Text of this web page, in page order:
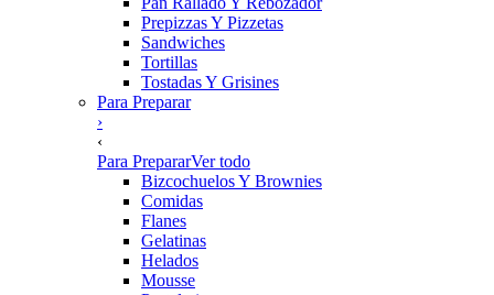
Prepizzas Y Pizzetas
Sandwiches
Tortillas
Tostadas Y Grisines
Para Preparar
›
‹
Para PrepararVer todo
Bizcochuelos Y Brownies
Comidas
Flanes
Gelatinas
Helados
Mousse